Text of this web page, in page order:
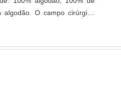
cirúrgico
de azul ou na cor branca.
do c....